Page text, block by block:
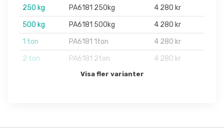
250 kg
PA6181 250kg
4 280 kr
500 kg
PA6181 500kg
4 280 kr
1 ton
PA6181 1ton
4 280 kr
2 ton
PA6181 2ton 4 280 kr
Visa fler varianter